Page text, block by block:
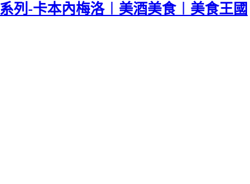
列-卡本內梅洛︱美酒美食︱美食王國